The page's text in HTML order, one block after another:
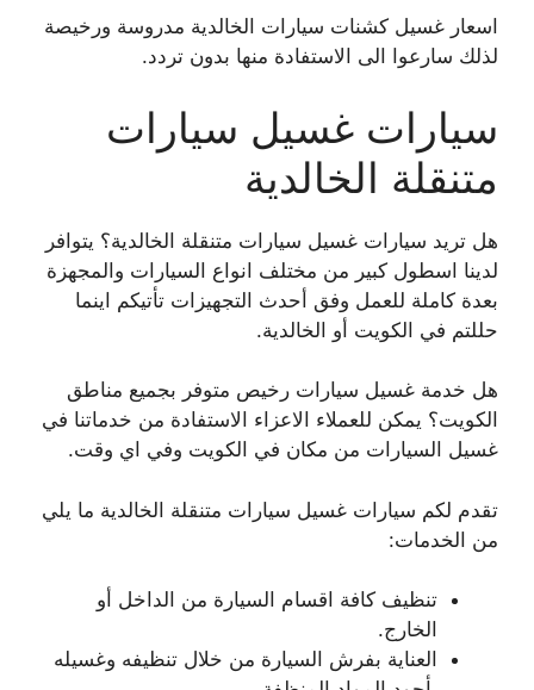
اسعار غسيل كشنات سيارات الخالدية مدروسة ورخيصة
لذلك سارعوا الى الاستفادة منها بدون تردد.
سيارات غسيل سيارات
متنقلة الخالدية
هل تريد سيارات غسيل سيارات متنقلة الخالدية؟ يتوافر
لدينا اسطول كبير من مختلف انواع السيارات والمجهزة
بعدة كاملة للعمل وفق أحدث التجهيزات تأتيكم اينما
حللتم في الكويت أو الخالدية.
هل خدمة غسيل سيارات رخيص متوفر بجميع مناطق
الكويت؟ يمكن للعملاء الاعزاء الاستفادة من خدماتنا في
غسيل السيارات من مكان في الكويت وفي اي وقت.
تقدم لكم سيارات غسيل سيارات متنقلة الخالدية ما يلي
من الخدمات:
تنظيف كافة اقسام السيارة من الداخل أو
الخارج.
العناية بفرش السيارة من خلال تنظيفه وغسيله